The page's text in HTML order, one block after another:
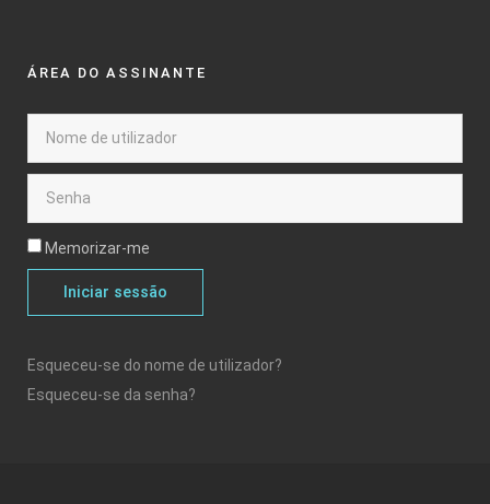
ÁREA DO ASSINANTE
Memorizar-me
Iniciar sessão
Esqueceu-se do nome de utilizador?
Esqueceu-se da senha?